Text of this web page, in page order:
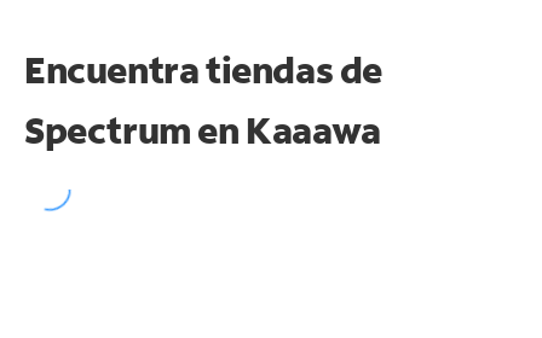
Encuentra tiendas de
Spectrum en Kaaawa